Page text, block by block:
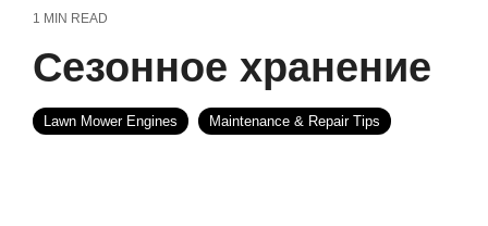
1 MIN READ
Сезонное хранение
Lawn Mower Engines Maintenance & Repair Tips